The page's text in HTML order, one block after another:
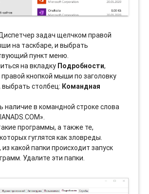
задач щелчком правой
на таскбаре, и выбрать
пункт меню.
на вкладку Подробности,
кнопкой мыши по заголовку
выбрать столбец: Командная
наличие в командной строке слова
программы, а также те,
гуглятся как зловреды.
какой папки происходит запуск
Удалите эти папки.